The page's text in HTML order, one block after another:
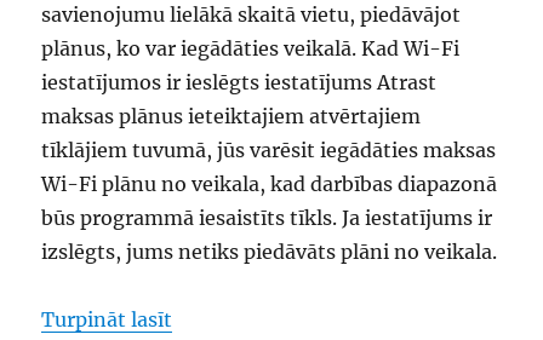
savienojumu lielākā skaitā vietu, piedāvājot
plānus, ko var iegādāties veikalā. Kad Wi-Fi
iestatījumos ir ieslēgts iestatījums Atrast
maksas plānus ieteiktajiem atvērtajiem
tīklājiem tuvumā, jūs varēsit iegādāties maksas
Wi-Fi plānu no veikala, kad darbības diapazonā
būs programmā iesaistīts tīkls. Ja iestatījums ir
izslēgts, jums netiks piedāvāts plāni no veikala.
Turpināt lasīt